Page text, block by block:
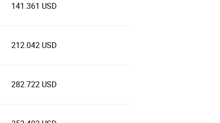
141.361 USD
212.042 USD
282.722 USD